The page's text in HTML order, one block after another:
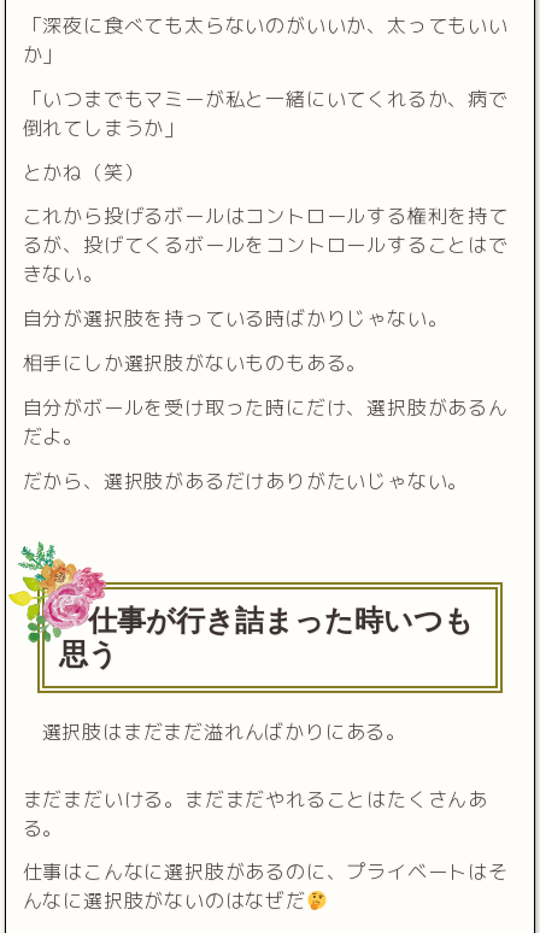
「深夜に食べても太らないのがいいか、太ってもいい
か」
「いつまでもマミーが私と一緒にいてくれるか、病で
倒れてしまうか」
とかね（笑）
これから投げるボールはコントロールする権利を持て
るが、投げてくるボールをコントロールすることはで
きない。
自分が選択肢を持っている時ばかりじゃない。
相手にしか選択肢がないものもある。
自分がボールを受け取った時にだけ、選択肢があるん
だよ。
だから、選択肢があるだけありがたいじゃない。
仕事が行き詰まった時いつも
思う
選択肢はまだまだ溢れんばかりにある。
まだまだいける。まだまだやれることはたくさんあ
る。
仕事はこんなに選択肢があるのに、プライベートはそ
んなに選択肢がないのはなぜだ